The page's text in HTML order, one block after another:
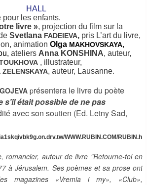
HALL
pour les enfants.
livre », projection du film sur la
Svetlana FADEIEVA, pris L’art du livre,
animation Olga MAKHOVSKAYA,
ateliers Anna KONSHINA, auteur,
, illustrateur,
ZELENSKAYA, auteur, Lausanne.
présentera le livre du poète
s’il était possible de ne pas
avec son soutien (Ed. Letny Sad,
WWW.RUBIN.COM/RUBIN.h
romancier, auteur de livre "Retourne-toi en
à Jérusalem. Ses poèmes et sa prose ont
magazines «Vremia i my», «Club»,